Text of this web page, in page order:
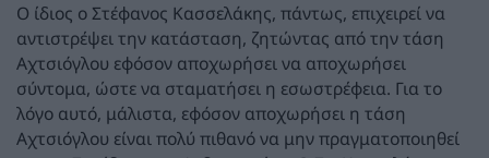
Ο ίδιος ο Στέφανος Κασσελάκης, πάντως, επιχειρεί να
αντιστρέψει την κατάσταση, ζητώντας από την τάση
Αχτσιόγλου εφόσον αποχωρήσει να αποχωρήσει
σύντομα, ώστε να σταματήσει η εσωστρέφεια. Για το
λόγο αυτό, μάλιστα, εφόσον αποχωρήσει η τάση
Αχτσιόγλου είναι πολύ πιθανό να μην πραγματοποιηθεί